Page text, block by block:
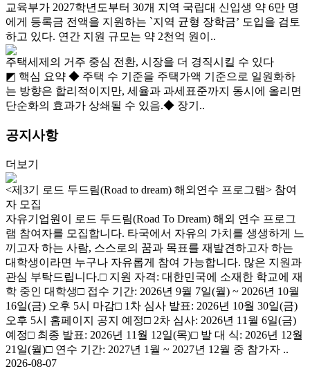
교육부가 2027학년도부터 30개 지역 국립대 신입생 약 6만 명
에게 등록금 전액을 지원하는 `지역 균형 장학금’ 도입을 검토
하고 있다. 연간 지원 규모는 약 2천억 원이..
주택세제의 거주 중심 전환, 시장을 더 경직시킬 수 있다
◩ 핵심 요약 ◆ 주택 수 기준을 주택가액 기준으로 일원화하
는 방향은 합리적이지만, 세율과 과세표준까지 동시에 올리면
단순화의 효과가 상쇄될 수 있음.◆ 장기..
공지사항
더보기
<제3기 로드 두드림(Road to dream) 해외연수 프로그램> 참여
자 모집
자유기업원이 로드 두드림(Road To Dream) 해외 연수 프로그
램 참여자를 모집합니다. 타국에서 자유의 가치를 생생하게 느
끼고자 하는 사람, 스스로의 꿈과 목표를 재발견하고자 하는
대학생이라면 누구나 자유롭게 참여 가능합니다. 많은 지원과
관심 부탁드립니다.□ 지원 자격: 대한민국에 소재한 학교에 재
학 중인 대학생□ 접수 기간: 2026년 9월 7일(월) ~ 2026년 10월
16일(금) 오후 5시 마감□ 1차 심사 발표: 2026년 10월 30일(금)
오후 5시 홈페이지 공지 예정□ 2차 심사: 2026년 11월 6일(금)
예정□ 최종 발표: 2026년 11월 12일(목)□ 발 대 식: 2026년 12월
21일(월)□ 연수 기간: 2027년 1월 ~ 2027년 12월 중 참가자 ..
2026-08-07